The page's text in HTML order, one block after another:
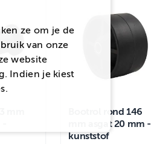
Bootrol rond 146
mm asgat 20 mm -
kunststof
ze om je de
van onze
website
Indien je kiest